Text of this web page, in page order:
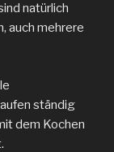
natürlich
auch mehrere
ständig
dem Kochen